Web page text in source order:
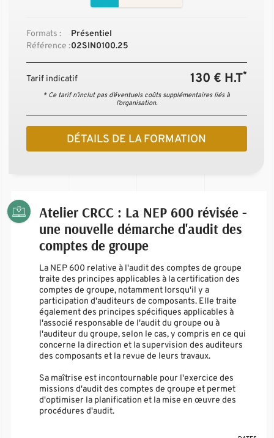
Formats :
Présentiel
Référence :02SIN0100.25
Tarif indicatif 130 € H.T*
* Ce tarif n’inclut pas d’éventuels coûts supplémentaires liés à
l’organisation.
DÉTAILS DE LA FORMATION
Atelier CRCC : La NEP 600 révisée -
une nouvelle démarche d'audit des
comptes de groupe
La NEP 600 relative à l'audit des comptes de groupe
traite des principes applicables à la certification des
comptes de groupe, notamment lorsqu'il y a
participation d'auditeurs de composants. Elle traite
également des principes spécifiques applicables à
l'associé responsable de l'audit du groupe ou à
l'auditeur du groupe, selon le cas, y compris en ce qui
concerne la direction et la supervision des auditeurs
des composants et la revue de leurs travaux.
Sa maîtrise est incontournable pour l'exercice des
missions d'audit des comptes de groupe et permet
d'optimiser la planification et la mise en œuvre des
procédures d'audit.